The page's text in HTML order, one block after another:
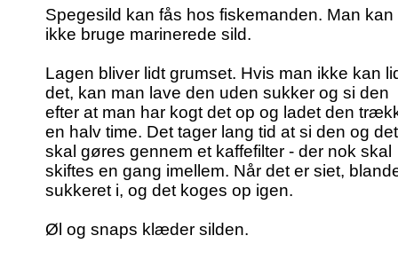
Spegesild kan fås hos fiskemanden. Man kan
ikke bruge marinerede sild.
Lagen bliver lidt grumset. Hvis man ikke kan
det, kan man lave den uden sukker og si den
efter at man har kogt det op og ladet den
en halv time. Det tager lang tid at si den og det
skal gøres gennem et kaffefilter - der nok skal
skiftes en gang imellem. Når det er siet,
sukkeret i, og det koges op igen.
Øl og snaps klæder silden.